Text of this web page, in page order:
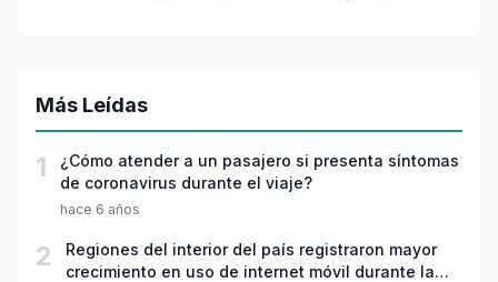
Más Leídas
1
¿Cómo atender a un pasajero si presenta síntomas
de coronavirus durante el viaje?
hace 6 años
2
Regiones del interior del país registraron mayor
crecimiento en uso de internet móvil durante la